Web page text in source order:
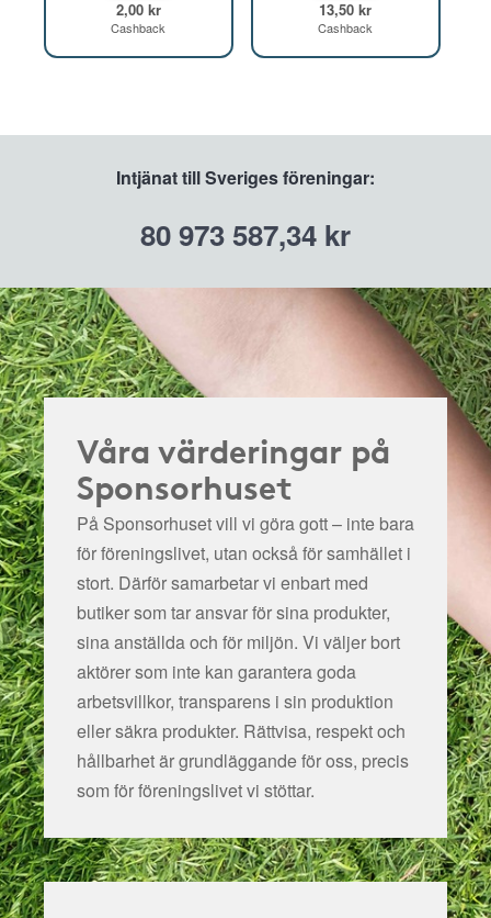
2,00 kr
Cashback
13,50 kr
Cashback
Intjänat till Sveriges föreningar:
80 973 587,34 kr
Våra värderingar på
Sponsorhuset
På Sponsorhuset vill vi göra gott – inte bara
för föreningslivet, utan också för samhället i
stort. Därför samarbetar vi enbart med
butiker som tar ansvar för sina produkter,
sina anställda och för miljön. Vi väljer bort
aktörer som inte kan garantera goda
arbetsvillkor, transparens i sin produktion
eller säkra produkter. Rättvisa, respekt och
hållbarhet är grundläggande för oss, precis
som för föreningslivet vi stöttar.